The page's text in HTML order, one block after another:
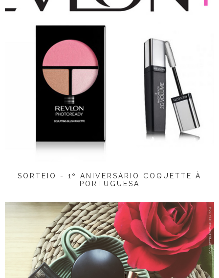
SORTEIO - 1º ANIVERSÁRIO COQUETTE À
PORTUGUESA